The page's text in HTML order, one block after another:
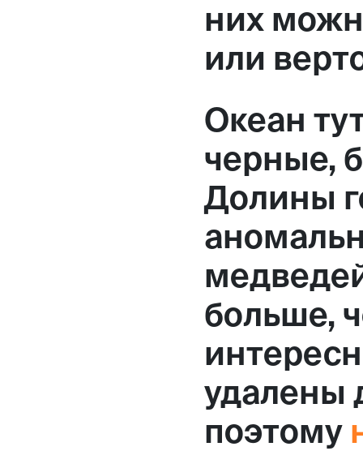
них
или
Океан
черные,
Долины
больше,
удалены
поэтому